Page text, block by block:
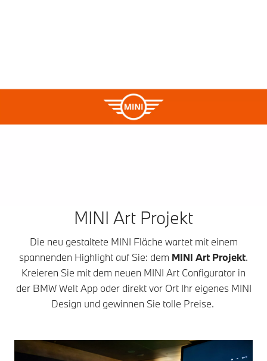
MINI Art Projekt
Die neu gestaltete MINI Fläche wartet mit einem
spannenden Highlight auf Sie: dem MINI Art Projekt.
Kreieren Sie mit dem neuen MINI Art Configurator in
der BMW Welt App oder direkt vor Ort Ihr eigenes MINI
Design und gewinnen Sie tolle Preise.